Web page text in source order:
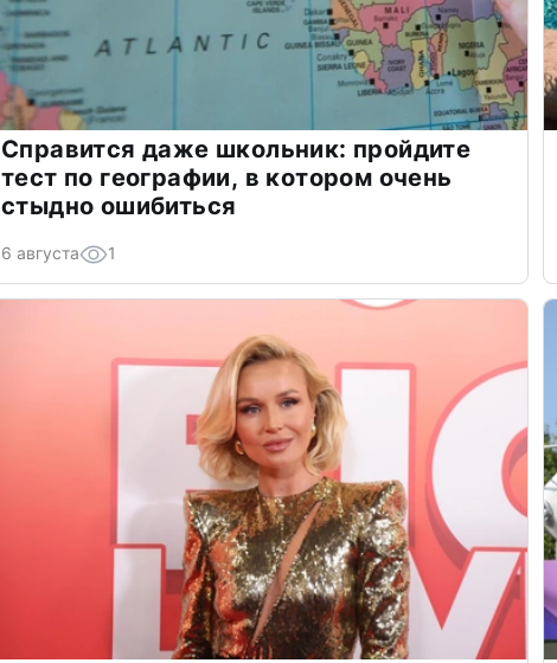
Справится даже школьник: пройдите
тест по географии, в котором очень
стыдно ошибиться
6 августа 1